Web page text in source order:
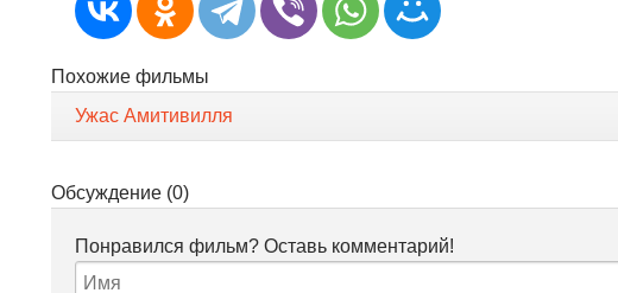
Похожие фильмы
Ужас Амитивилля
Обсуждение (0)
Понравился фильм? Оставь комментарий!